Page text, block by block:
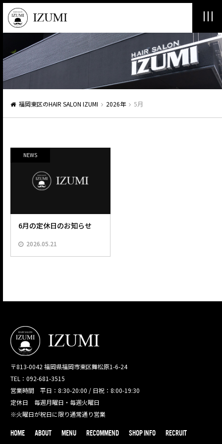
福岡東区のHAIR SALON IZUMI 2026年 5月
NEWS
6月の定休日のお知らせ
2026.05.21
〒813-0042 福岡県福岡市東区舞松原1-6-24
TEL：092-681-3515
営業時間 平日：8:30-20:00 / 日祝：8:00-19:30
定休日 毎週月曜日・毎週火曜日
※火曜日が祝日に限り通常通り営業
HOME ABOUT MENU RECOMMEND SHOP INFO RECRUIT